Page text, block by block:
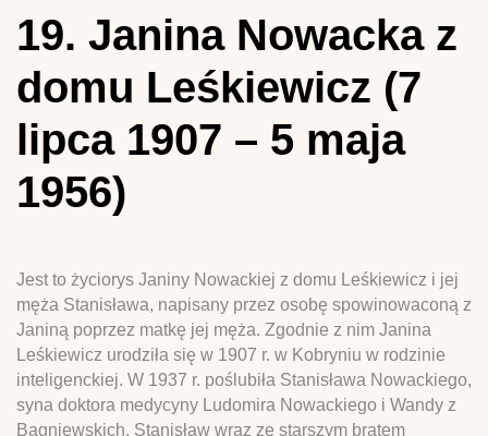
19. Janina Nowacka z
domu Leśkiewicz (7
lipca 1907 – 5 maja
1956)
Jest to życiorys Janiny Nowackiej z domu Leśkiewicz i jej
męża Stanisława, napisany przez osobę spowinowaconą z
Janiną poprzez matkę jej męża. Zgodnie z nim Janina
Leśkiewicz urodziła się w 1907 r. w Kobryniu w rodzinie
inteligenckiej. W 1937 r. poślubiła Stanisława Nowackiego,
syna doktora medycyny Ludomira Nowackiego i Wandy z
Bagniewskich. Stanisław wraz ze starszym bratem